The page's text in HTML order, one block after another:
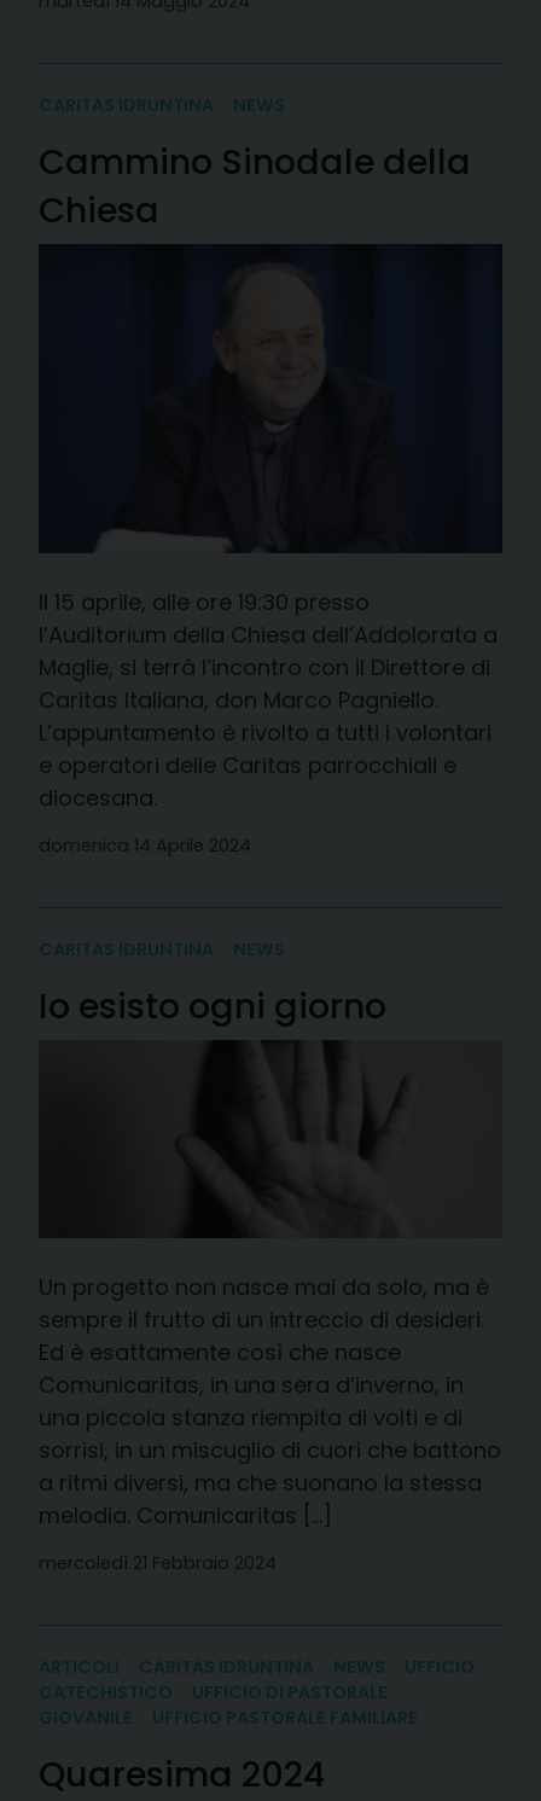
CARITAS IDRUNTINA NEWS
Cammino Sinodale della
Chiesa
Il 15 aprile, alle ore 19:30 presso
l’Auditorium della Chiesa dell’Addolorata a
Maglie, si terrà l’incontro con il Direttore di
Caritas Italiana, don Marco Pagniello.
L’appuntamento è rivolto a tutti i volontari
e operatori delle Caritas parrocchiali e
diocesana.
domenica 14 Aprile 2024
CARITAS IDRUNTINA NEWS
Io esisto ogni giorno
Un progetto non nasce mai da solo, ma è
sempre il frutto di un intreccio di desideri.
Ed è esattamente così che nasce
Comunicaritas, in una sera d’inverno, in
una piccola stanza riempita di volti e di
sorrisi, in un miscuglio di cuori che battono
a ritmi diversi, ma che suonano la stessa
melodia. Comunicaritas […]
mercoledì 21 Febbraio 2024
ARTICOLI CARITAS IDRUNTINA NEWS
UFFICIO
CATECHISTICO
UFFICIO DI PASTORALE
GIOVANILE
UFFICIO PASTORALE FAMILIARE
Quaresima 2024